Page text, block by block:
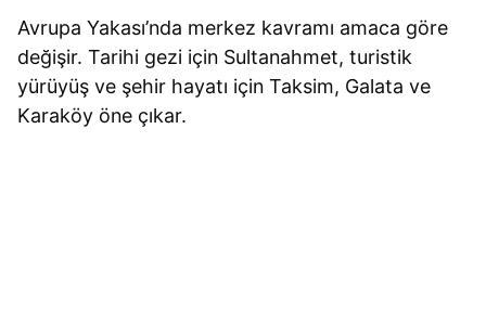
Avrupa Yakası’nda merkez kavramı amaca göre
değişir. Tarihi gezi için Sultanahmet, turistik
yürüyüş ve şehir hayatı için Taksim, Galata ve
Karaköy öne çıkar.